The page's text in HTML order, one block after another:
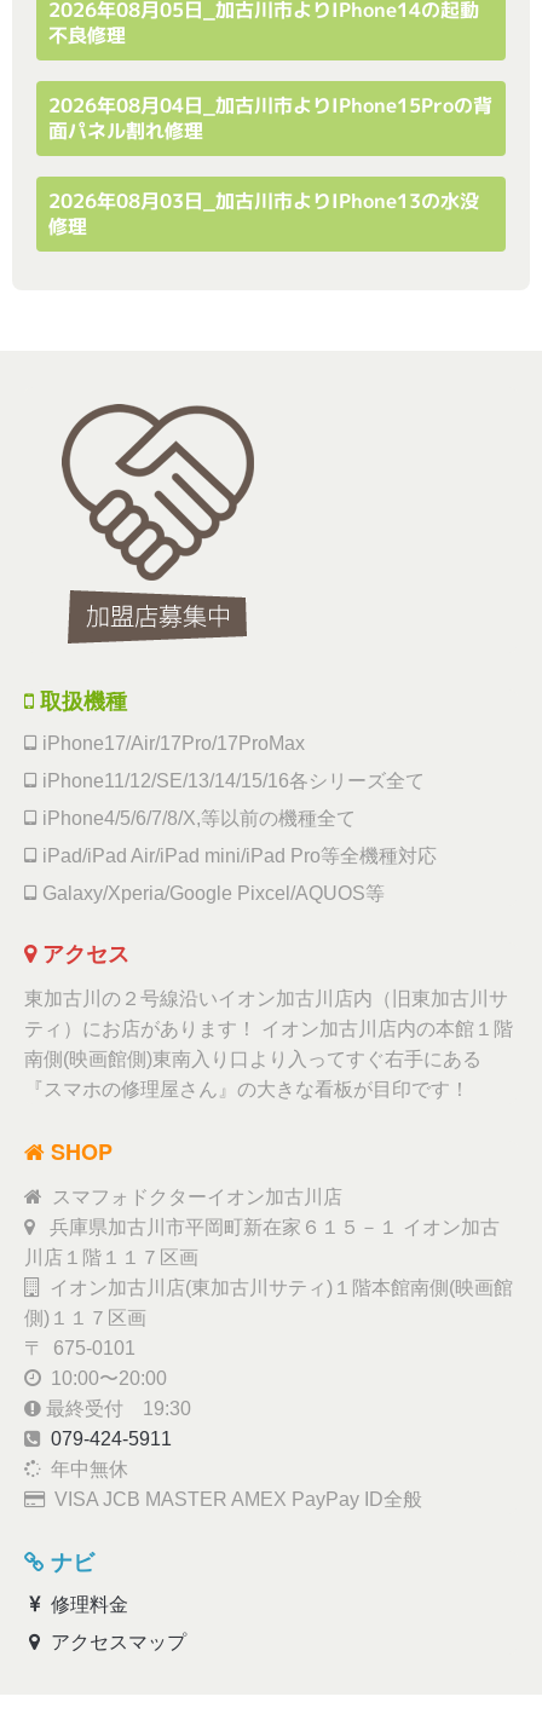
2026年08月05日_加古川市よりiPhone14の起動
不良修理
2026年08月04日_加古川市よりiPhone15Proの背
面パネル割れ修理
2026年08月03日_加古川市よりiPhone13の水没
修理
取扱機種
iPhone17/Air/17Pro/17ProMax
iPhone11/12/SE/13/14/15/16各シリーズ全て
iPhone4/5/6/7/8/X,等以前の機種全て
iPad/iPad Air/iPad mini/iPad Pro等全機種対応
Galaxy/Xperia/Google Pixcel/AQUOS等
アクセス
東加古川の２号線沿いイオン加古川店内（旧東加古川サ
ティ）にお店があります！ イオン加古川店内の本館１階
南側(映画館側)東南入り口より入ってすぐ右手にある
『スマホの修理屋さん』の大きな看板が目印です！
SHOP
スマフォドクターイオン加古川店
兵庫県加古川市平岡町新在家６１５－１ イオン加古
川店１階１１７区画
イオン加古川店(東加古川サティ)１階本館南側(映画館
側)１１７区画
〒 675-0101
10:00〜20:00
最終受付 19:30
079-424-5911
年中無休
VISA JCB MASTER AMEX PayPay ID全般
ナビ
修理料金
アクセスマップ